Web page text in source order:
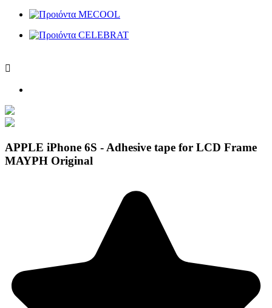

APPLE iPhone 6S - Adhesive tape for LCD Frame
ΜΑΥΡΗ Original